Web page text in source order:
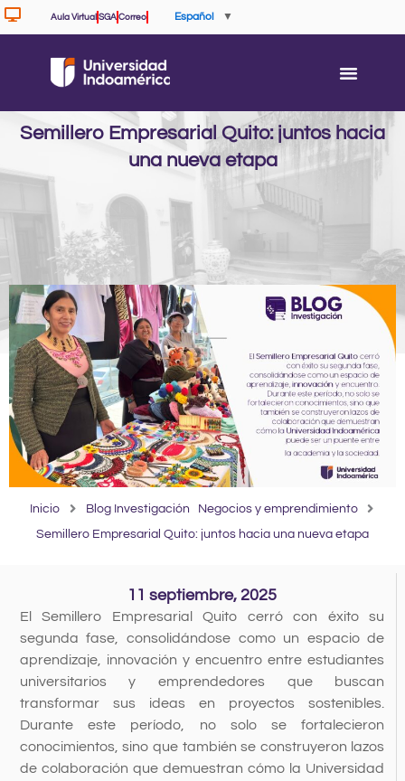
Ir
al
Aula Virtual SGA Correo Español ▼
Semillero Empresarial Quito: juntos hacia
una nueva etapa
Inicio Blog Investigación
Negocios y emprendimiento
Semillero Empresarial Quito: juntos hacia una nueva etapa
11 septiembre, 2025
El Semillero Empresarial Quito cerró con éxito su
segunda fase, consolidándose como un espacio de
aprendizaje, innovación y encuentro entre estudiantes
universitarios y emprendedores que buscan
transformar sus ideas en proyectos sostenibles.
Durante este período, no solo se fortalecieron
conocimientos, sino que también se construyeron lazos
de colaboración que demuestran cómo la Universidad